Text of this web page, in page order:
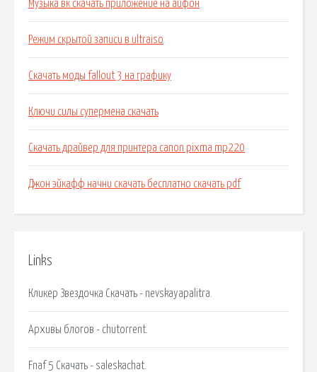
Музыка вк скачать приложение на айфон
Режим скрытой записи в ultraiso
Скачать моды fallout 3 на графику
Ключи силы супермена скачать
Скачать драйвер для принтера canon pixma mp220
Джон эйкафф начни скачать бесплатно скачать pdf
Links
Кликер Звездочка Скачать - nevskayapalitra.
Архивы блогов - chutorrent.
Fnaf 5 Скачать - saleskachat.